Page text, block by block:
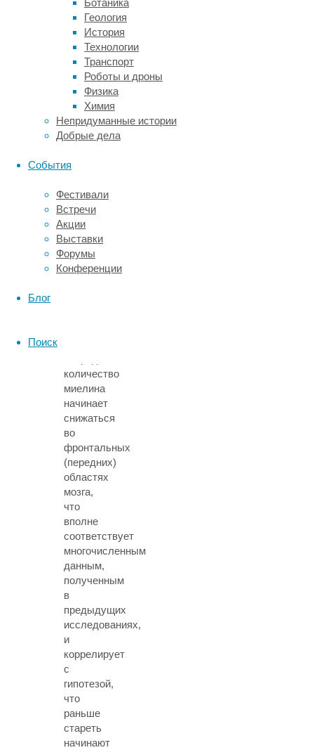
Ботаника
Геология
История
Технологии
Транспорт
Роботы и дроны
Физика
Химия
Непридуманные истории
Добрые дела
События
Фестивали
Встречи
Акции
Выставки
Форумы
Конференции
Блог
Поиск
миелина
разных
отделах
мозга
людей
разных
возрастов
и
что
старение
–
отнюдь
не
однородный
процесс.
количество
миелина
начинает
снижаться
во
фронтальных
(передних)
областях
мозга,
что
вполне
соответствует
многочисленным
данным,
полученным
в
предыдущих
исследованиях,
и
коррелирует
с
гипотезой,
что
раньше
стареть
начинают